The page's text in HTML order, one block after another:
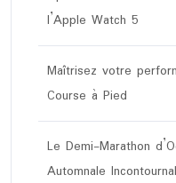
l’Apple Watch 5
Maîtrisez votre
Course à Pied
Le Demi-Marathon
Automnale